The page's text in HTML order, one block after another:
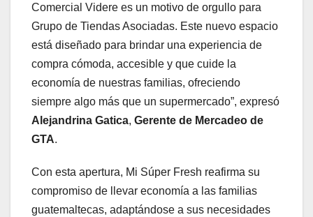
Comercial Videre es un motivo de orgullo para
Grupo de Tiendas Asociadas. Este nuevo espacio
está diseñado para brindar una experiencia de
compra cómoda, accesible y que cuide la
economía de nuestras familias, ofreciendo
siempre algo más que un supermercado”, expresó
Alejandrina Gatica, Gerente de Mercadeo de
GTA.
Con esta apertura, Mi Súper Fresh reafirma su
compromiso de llevar economía a las familias
guatemaltecas, adaptándose a sus necesidades